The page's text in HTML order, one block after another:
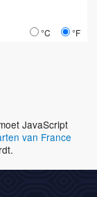
°C °F
JavaScript
van France